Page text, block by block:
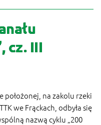
cz. III
położonej, na zakolu rzeki
we Frąckach, odbyła się
nazwą cyklu „200